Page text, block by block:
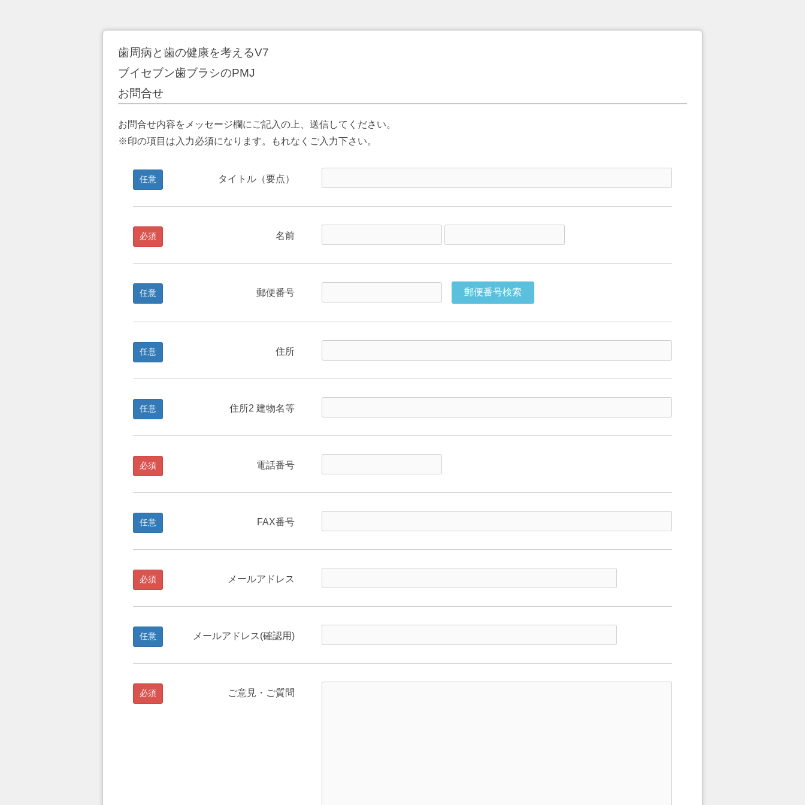
歯周病と歯の健康を考えるV7
ブイセブン歯ブラシのPMJ
お問合せ
お問合せ内容をメッセージ欄にご記入の上、送信してください。
※印の項目は入力必須になります。もれなくご入力下さい。
任意 タイトル（要点）
必須 名前
任意 郵便番号 郵便番号検索
任意 住所
任意 住所2 建物名等
必須 電話番号
任意 FAX番号
必須 メールアドレス
任意 メールアドレス(確認用)
必須 ご意見・ご質問